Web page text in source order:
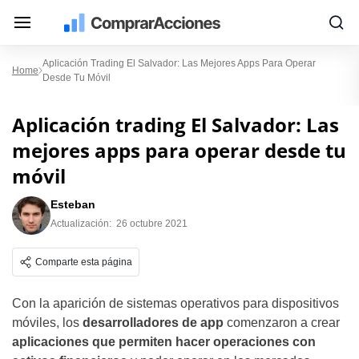
Home
Aplicación Trading El Salvador: Las Mejores Apps Para Operar
Desde Tu Móvil
Aplicación trading El Salvador: Las
mejores apps para operar desde tu
móvil
Esteban
Actualización: 26 octubre 2021
Comparte esta página
Con la aparición de sistemas operativos para dispositivos
móviles, los desarrolladores de app comenzaron a crear
aplicaciones que permiten hacer operaciones con